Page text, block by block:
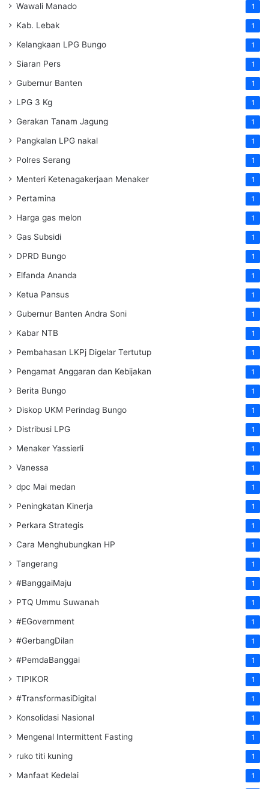
Wawali Manado 1
Kab. Lebak 1
Kelangkaan LPG Bungo 1
Siaran Pers 1
Gubernur Banten 1
LPG 3 Kg 1
Gerakan Tanam Jagung 1
Pangkalan LPG nakal 1
Polres Serang 1
Menteri Ketenagakerjaan Menaker 1
Pertamina 1
Harga gas melon 1
Gas Subsidi 1
DPRD Bungo 1
Elfanda Ananda 1
Ketua Pansus 1
Gubernur Banten Andra Soni 1
Kabar NTB 1
Pembahasan LKPj Digelar Tertutup 1
Pengamat Anggaran dan Kebijakan 1
Berita Bungo 1
Diskop UKM Perindag Bungo 1
Distribusi LPG 1
Menaker Yassierli 1
Vanessa 1
dpc Mai medan 1
Peningkatan Kinerja 1
Perkara Strategis 1
Cara Menghubungkan HP 1
Tangerang 1
#BanggaiMaju 1
PTQ Ummu Suwanah 1
#EGovernment 1
#GerbangDilan 1
#PemdaBanggai 1
TIPIKOR 1
#TransformasiDigital 1
Konsolidasi Nasional 1
Mengenal Intermittent Fasting 1
ruko titi kuning 1
Manfaat Kedelai 1